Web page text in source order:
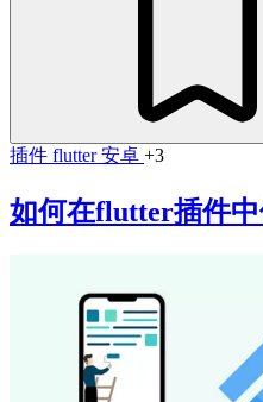
插件 flutter安卓 +3
如何在flutter插件